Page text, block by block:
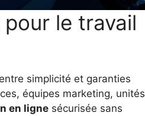
le travail
simplicité et garanties
équipes marketing, unités
en ligne sécurisée sans